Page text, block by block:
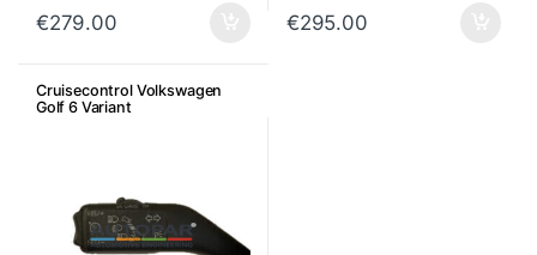
€279.00 €295.00
Cruisecontrol Volkswagen
Golf 6 Variant